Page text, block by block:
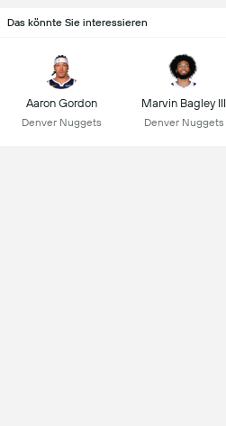
Das könnte Sie interessieren
Aaron Gordon
Denver Nuggets
Marvin Bagley III
Denver Nuggets